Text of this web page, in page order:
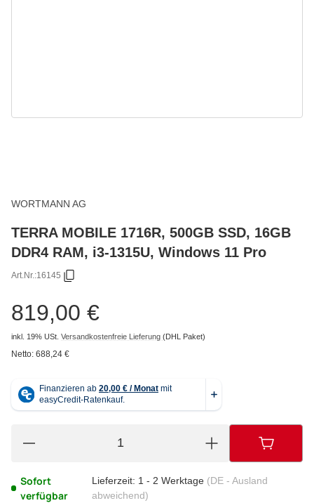
WORTMANN AG
TERRA MOBILE 1716R, 500GB SSD, 16GB
DDR4 RAM, i3-1315U, Windows 11 Pro
Art.Nr.:16145
819,00 €
inkl. 19% USt. Versandkostenfreie Lieferung (DHL Paket)
Netto: 688,24 €
Sofort
verfügbar
Lieferzeit: 1 - 2 Werktage (DE - Ausland
abweichend)